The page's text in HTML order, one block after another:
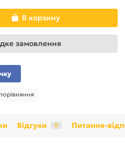
В корзину
замовлення
Відгуки 0 Питання-